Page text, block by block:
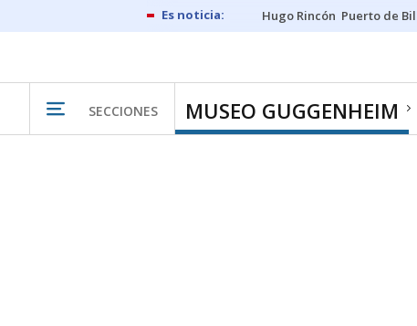
Hugo Rincón Puerto de
SECCIONES MUSEO GUGGENHEIM